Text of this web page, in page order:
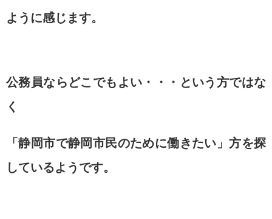
ように感じます。
公務員ならどこでもよい・・・という方ではな
く
「静岡市で静岡市民のために働きたい」方を探
しているようです。